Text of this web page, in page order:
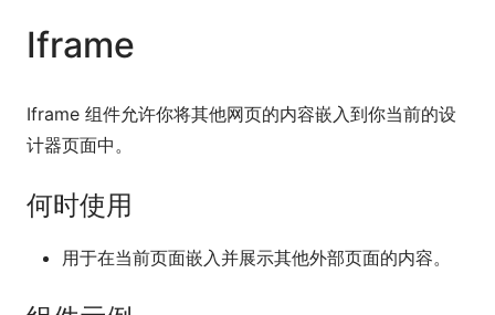
Iframe
Iframe 组件允许你将其他网页的内容嵌入到你当前的设
计器页面中。
何时使用
用于在当前页面嵌入并展示其他外部页面的内容。